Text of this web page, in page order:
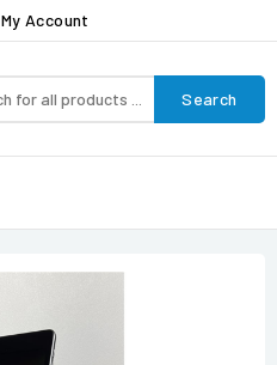
My Account
Search